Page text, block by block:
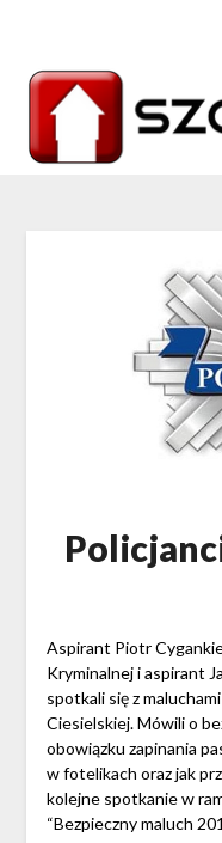
Aspirant Piotr
Kryminalnej i aspirant
spotkali się z
Ciesielskiej. Mówili o
obowiązku zapinania
w fotelikach oraz jak
kolejne spotkanie w
“Bezpieczny maluch